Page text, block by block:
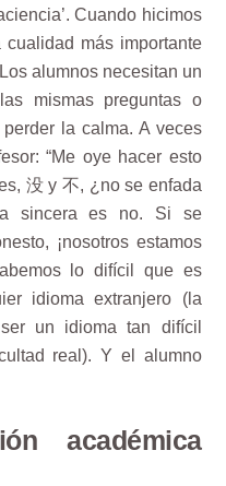
Cuando hicimos
más importante
alumnos necesitan un
mismas preguntas o
la calma. A veces
“Me oye hacer esto
没 y 不, ¿no se enfada
sincera es no. Si se
¡nosotros estamos
lo difícil que es
idioma extranjero (la
un idioma tan difícil
real). Y el alumno
académica